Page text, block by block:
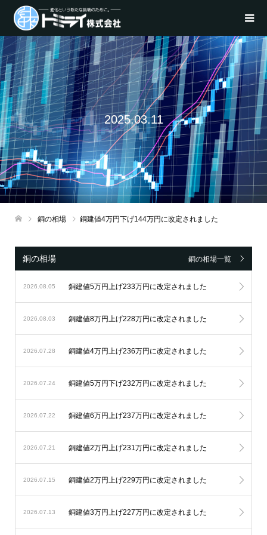
2025.03.11
銅の相場 銅建値4万円下げ144万円に改定されました
銅の相場 銅の相場一覧
2026.08.05 銅建値5万円上げ233万円に改定されました
2026.08.03 銅建値8万円上げ228万円に改定されました
2026.07.28 銅建値4万円上げ236万円に改定されました
2026.07.24 銅建値5万円下げ232万円に改定されました
2026.07.22 銅建値6万円上げ237万円に改定されました
2026.07.21 銅建値2万円上げ231万円に改定されました
2026.07.15 銅建値2万円上げ229万円に改定されました
2026.07.13 銅建値3万円上げ227万円に改定されました